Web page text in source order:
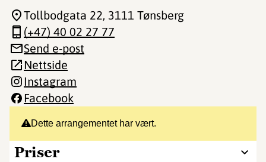
Dette arrangementet har vært.
Priser
Tollbodgata 22, 3111 Tønsberg
(+47) 40 02 27 77
Send e-post
Nettside
Instagram
Facebook